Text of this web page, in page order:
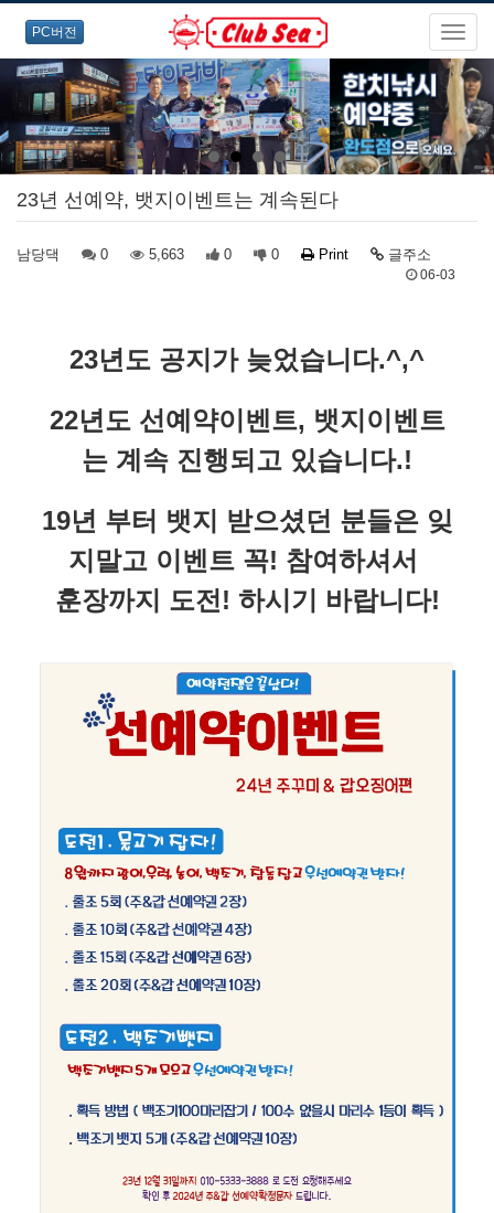
PC버전
23년 선예약, 뱃지이벤트는 계속된다
남당댁 0 5,663 0 0 Print 글주소
06-03
23년도 공지가 늦었습니다.^,^
22년도 선예약이벤트, 뱃지이벤트
는 계속 진행되고 있습니다.!
19년 부터 뱃지 받으셨던 분들은 잊
지말고 이벤트 꼭! 참여하셔서
훈장까지 도전! 하시기 바랍니다!